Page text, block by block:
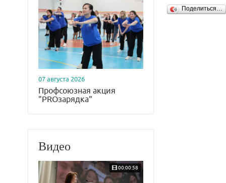
07 августа 2026
Профсоюзная акция
"PROзарядка"
Видео
00:00:58
Поделиться…